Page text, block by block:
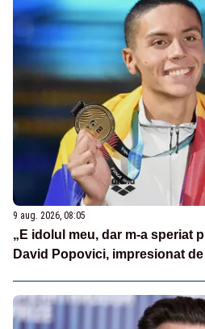
9 aug. 2026, 08:05
„E idolul meu, dar m-a speriat
David Popovici, impresionat